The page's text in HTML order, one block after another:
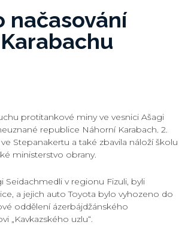
načasování
protitankové miny ve vesnici Ašagi
republice Náhorní Karabach. 2.
Stepanakertu a také zbavila náloží školu
ministerstvo obrany.
Seidachmedli v regionu Fizuli, byli
a jejich auto Toyota bylo vyhozeno do
oddělení ázerbájdžánského
„Kavkazského uzlu“.